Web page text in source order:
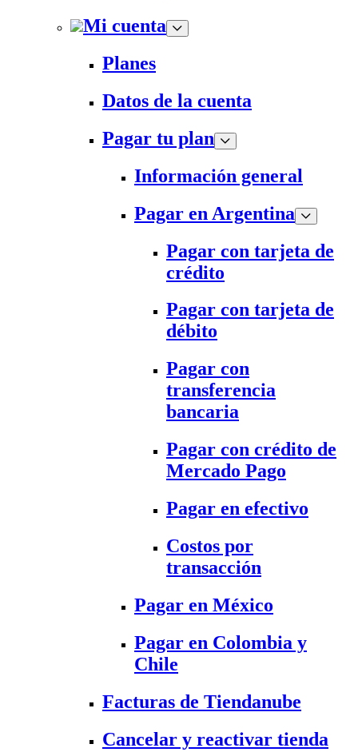
Mi cuenta
Planes
Datos de la cuenta
Pagar tu plan
Información general
Pagar en Argentina
Pagar con tarjeta de
crédito
Pagar con tarjeta de
débito
Pagar con
transferencia
bancaria
Pagar con crédito de
Mercado Pago
Pagar en efectivo
Costos por
transacción
Pagar en México
Pagar en Colombia y
Chile
Facturas de Tiendanube
Cancelar y reactivar tienda